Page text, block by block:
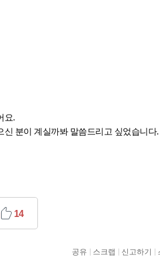
요.
분이 계실까봐 말씀드리고 싶었습니다.
14
공유 스크랩 신고하기